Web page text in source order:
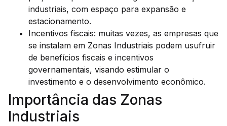
industriais, com espaço para expansão e
estacionamento.
Incentivos fiscais: muitas vezes, as empresas que
se instalam em Zonas Industriais podem usufruir
de benefícios fiscais e incentivos
governamentais, visando estimular o
investimento e o desenvolvimento econômico.
Importância das Zonas
Industriais